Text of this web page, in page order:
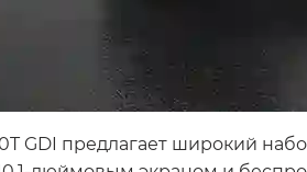
GDI предлагает широкий